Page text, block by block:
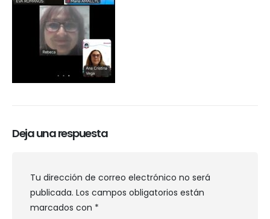
Deja una respuesta
Tu dirección de correo electrónico no será
publicada. Los campos obligatorios están
marcados con *